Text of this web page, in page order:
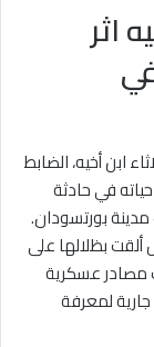
اثر
ابن أخيه، الضابط
في حادثة
بورتسودان.
بظلالها على
مصادر عسكرية
لمعرفة